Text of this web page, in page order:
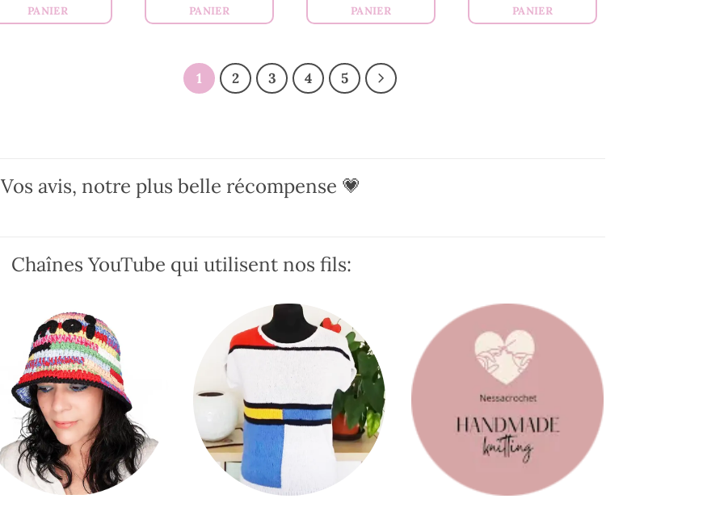
PANIER
PANIER
PANIER
PANIER
1 2 3 4 5
Vos avis, notre plus belle récompense 💗
Chaînes YouTube qui utilisent nos fils: